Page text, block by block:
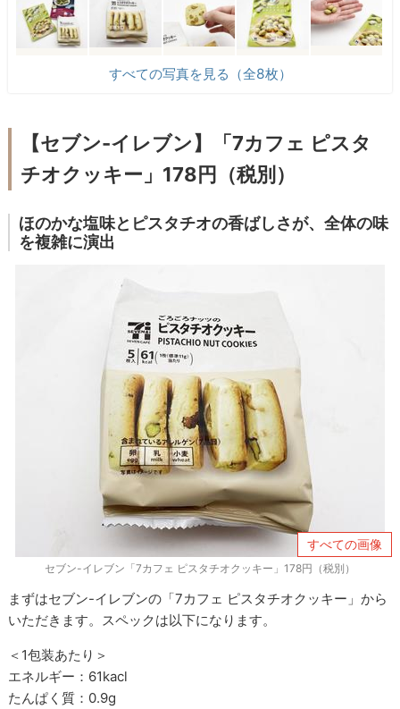
すべての写真を見る（全8枚）
【セブン-イレブン】 「7カフェ ピスタ
チオクッキー」 178円 （税別）
ほのかな塩味とピスタチオの香ばしさが、全体の味
を複雑に演出
すべての画像
セブン-イレブン「7カフェ ピスタチオクッキー」178円（税別）
まずはセブン-イレブンの「7カフェ ピスタチオクッキー」から
いただきます。スペックは以下になります。
＜1包装あたり＞
エネルギー： 61kacl
たんぱく質： 0.9g